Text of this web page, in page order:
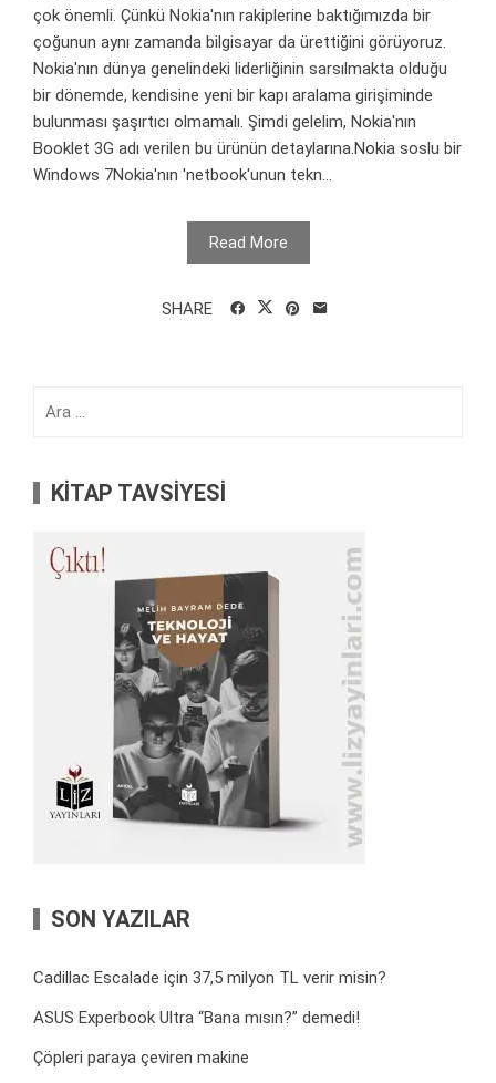
çok önemli. Çünkü Nokia'nın rakiplerine baktığımızda bir
çoğunun aynı zamanda bilgisayar da ürettiğini görüyoruz.
Nokia'nın dünya genelindeki liderliğinin sarsılmakta olduğu
bir dönemde, kendisine yeni bir kapı aralama girişiminde
bulunması şaşırtıcı olmamalı. Şimdi gelelim, Nokia'nın
Booklet 3G adı verilen bu ürünün detaylarına.Nokia soslu bir
Windows 7Nokia'nın 'netbook'unun tekn...
Read More
SHARE
KİTAP TAVSİYESİ
SON YAZILAR
Cadillac Escalade için 37,5 milyon TL verir misin?
ASUS Experbook Ultra “Bana mısın?” demedi!
Çöpleri paraya çeviren makine